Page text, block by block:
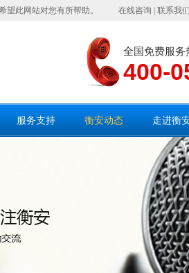
此网站对您有所帮助。 在线咨询 联系我们
全国免费服务
400-
服务支持 衡安动态 走进衡